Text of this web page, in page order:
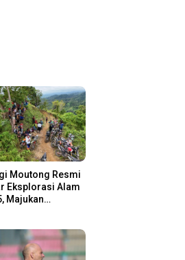
Moutong Resmi
Eksplorasi Alam
Majukan